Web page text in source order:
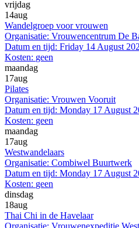
vrijdag
14aug
Wandelgroep voor vrouwen
Organisatie: Vrouwencentrum De
Datum en tijd: Friday 14 August
Kosten: geen
maandag
17aug
Pilates
Organisatie: Vrouwen Vooruit
Datum en tijd: Monday 17 August
Kosten: geen
maandag
17aug
Westwandelaars
Organisatie: Combiwel Buurtwerk
Datum en tijd: Monday 17 August
Kosten: geen
dinsdag
18aug
Thai Chi in de Havelaar
Organisatie: Vrouwenexpeditie West